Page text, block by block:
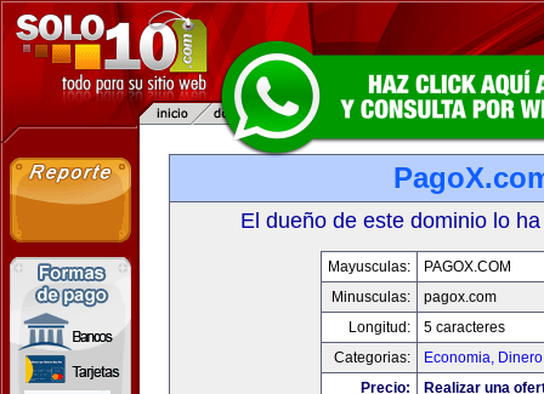
El dueño de este dominio lo
Mayusculas:
PAGOX.COM
Minusculas:
pagox.com
Longitud:
5 caracteres
Categorias:
Economia,
Precio:
Realizar una